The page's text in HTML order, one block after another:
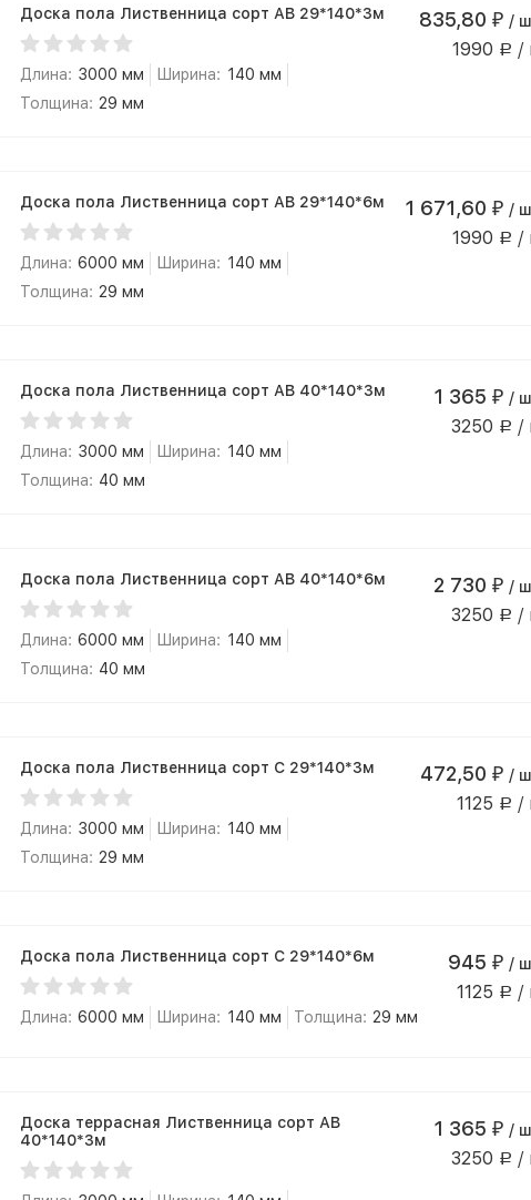
Доска пола Лиственница сорт АВ 29*140*3м
Длина: 3000 мм Ширина: 140 мм
Толщина: 29 мм
835,80 ₽ /
1990 Р /
Доска пола Лиственница сорт АВ 29*140*6м
Длина: 6000 мм Ширина: 140 мм
Толщина: 29 мм
1 671,60 ₽ /
1990 Р /
Доска пола Лиственница сорт АВ 40*140*3м
Длина: 3000 мм Ширина: 140 мм
Толщина: 40 мм
1 365 ₽ /
3250 Р /
Доска пола Лиственница сорт АВ 40*140*6м
Длина: 6000 мм Ширина: 140 мм
Толщина: 40 мм
2 730 ₽ /
3250 Р /
Доска пола Лиственница сорт С 29*140*3м
Длина: 3000 мм Ширина: 140 мм
Толщина: 29 мм
472,50 ₽ /
1125 Р /
Доска пола Лиственница сорт С 29*140*6м
Длина: 6000 мм Ширина: 140 мм Толщина: 29 мм
945 ₽ /
1125 Р /
Доска террасная Лиственница сорт АВ
40*140*3м
1 365 ₽ /
3250 Р /